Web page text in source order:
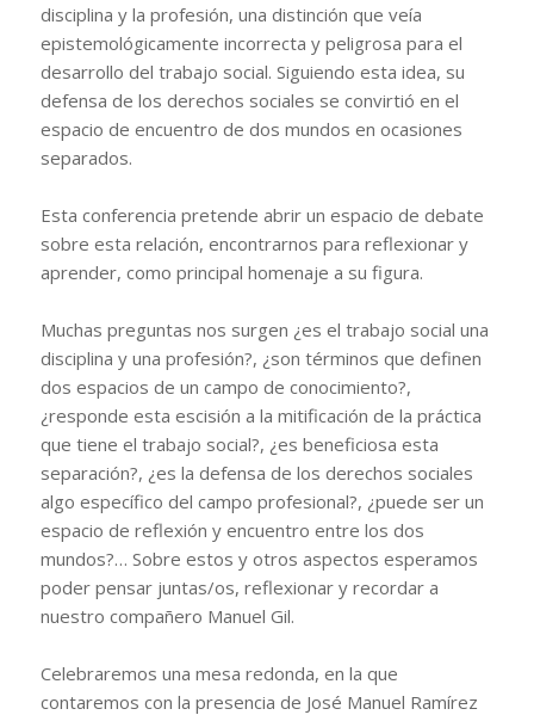
disciplina y la profesión, una distinción que veía
epistemológicamente incorrecta y peligrosa para el
desarrollo del trabajo social. Siguiendo esta idea, su
defensa de los derechos sociales se convirtió en el
espacio de encuentro de dos mundos en ocasiones
separados.
Esta conferencia pretende abrir un espacio de debate
sobre esta relación, encontrarnos para reflexionar y
aprender, como principal homenaje a su figura.
Muchas preguntas nos surgen ¿es el trabajo social una
disciplina y una profesión?, ¿son términos que definen
dos espacios de un campo de conocimiento?,
¿responde esta escisión a la mitificación de la práctica
que tiene el trabajo social?, ¿es beneficiosa esta
separación?, ¿es la defensa de los derechos sociales
algo específico del campo profesional?, ¿puede ser un
espacio de reflexión y encuentro entre los dos
mundos?… Sobre estos y otros aspectos esperamos
poder pensar juntas/os, reflexionar y recordar a
nuestro compañero Manuel Gil.
Celebraremos una mesa redonda, en la que
contaremos con la presencia de José Manuel Ramírez